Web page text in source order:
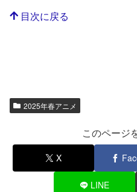
目次に戻る
2025年春アニメ
このページ
X
LINE